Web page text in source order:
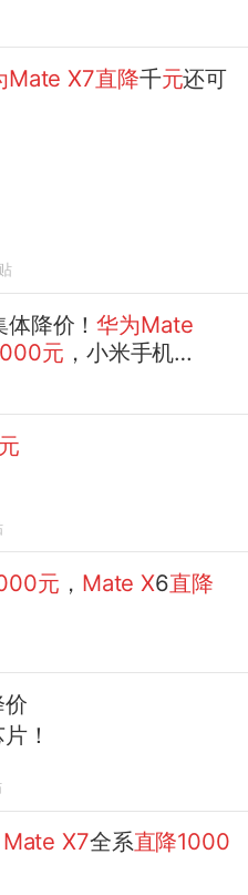
Mate X7直降千元还可
体降价！华为Mate
元 ，小米手机
Pro系列全线...
元 ， Mate X6直降
！
Mate X7全系直降1000